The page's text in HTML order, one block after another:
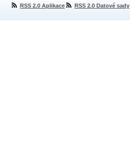
RSS 2.0 Aplikace
RSS 2.0 Datové sady